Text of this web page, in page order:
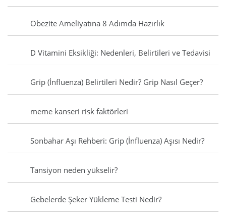
Obezite Ameliyatına 8 Adımda Hazırlık
D Vitamini Eksikliği: Nedenleri, Belirtileri ve Tedavisi
Grip (İnfluenza) Belirtileri Nedir? Grip Nasıl Geçer?
meme kanseri risk faktörleri
Sonbahar Aşı Rehberi: Grip (İnfluenza) Aşısı Nedir?
Tansiyon neden yükselir?
Gebelerde Şeker Yükleme Testi Nedir?